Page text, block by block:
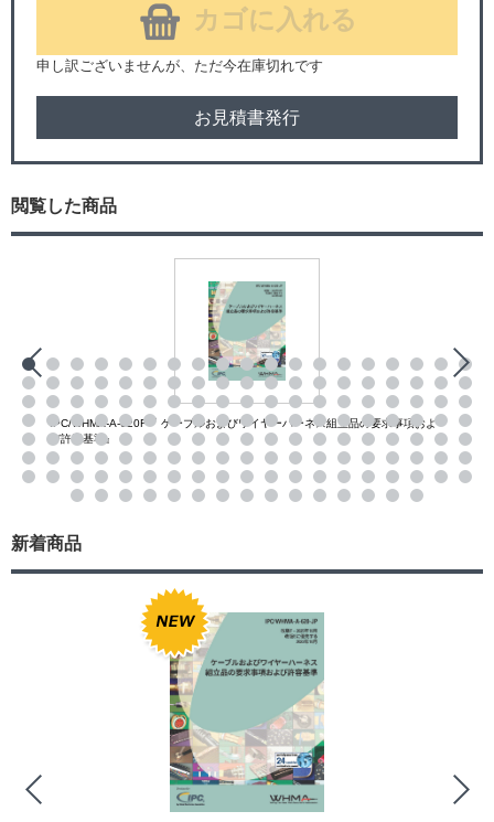
カゴに入れる
申し訳ございませんが、ただ今在庫切れです
お見積書発行
閲覧した商品
IPC/WHMA-A-620F『 ケーブルおよびワイヤーハーネス組立品の要求事項およ
び許容基準』
新着商品